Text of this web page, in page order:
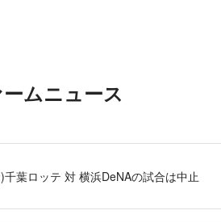
ムニュース
葉ロッテ 対 横浜DeNAの試合は中止